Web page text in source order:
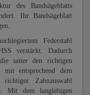
des Bandsägeblatts
Ihr Bandsägeblatt
Federstahl
verstärkt. Dadurch
die unter den richtigen
mit entsprechend dem
Zahnauswahl
Mit dem langlebigen